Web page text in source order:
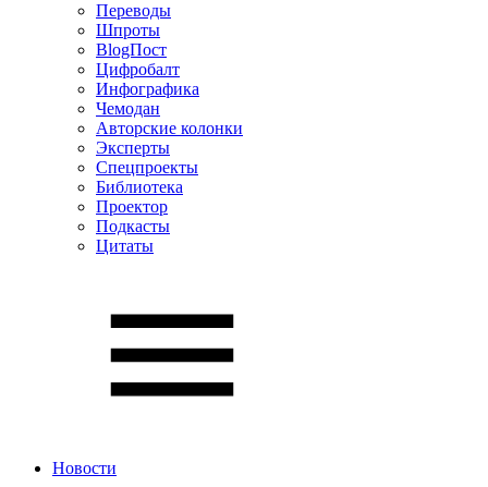
Переводы
Шпроты
BlogПост
Цифробалт
Инфографика
Чемодан
Авторские колонки
Эксперты
Спецпроекты
Библиотека
Проектор
Подкасты
Цитаты
Новости